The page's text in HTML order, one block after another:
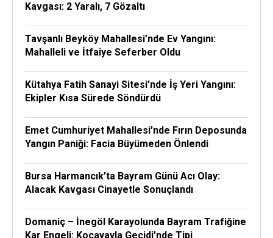
Kavgası: 2 Yaralı, 7 Gözaltı
Tavşanlı Beyköy Mahallesi’nde Ev Yangını:
Mahalleli ve İtfaiye Seferber Oldu
Kütahya Fatih Sanayi Sitesi’nde İş Yeri Yangını:
Ekipler Kısa Sürede Söndürdü
Emet Cumhuriyet Mahallesi’nde Fırın Deposunda
Yangın Paniği: Facia Büyümeden Önlendi
Bursa Harmancık’ta Bayram Günü Acı Olay:
Alacak Kavgası Cinayetle Sonuçlandı
Domaniç – İnegöl Karayolunda Bayram Trafiğine
Kar Engeli: Kocayayla Geçidi’nde Tipi